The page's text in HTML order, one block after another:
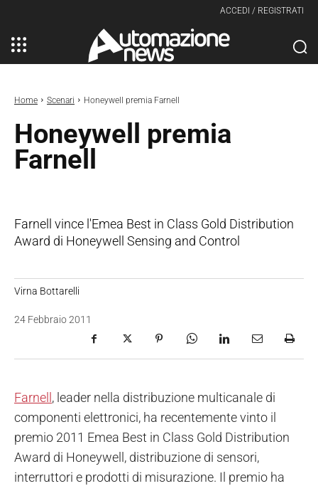
ACCEDI / REGISTRATI
Home Scenari Honeywell premia Farnell
Honeywell premia
Farnell
Farnell vince l'Emea Best in Class Gold Distribution
Award di Honeywell Sensing and Control
Virna Bottarelli
24 Febbraio 2011
Farnell , leader nella distribuzione multicanale di
componenti elettronici, ha recentemente vinto il
premio 2011 Emea Best in Class Gold Distribution
Award di Honeywell, distribuzione di sensori,
interruttori e prodotti di misurazione. Il premio ha